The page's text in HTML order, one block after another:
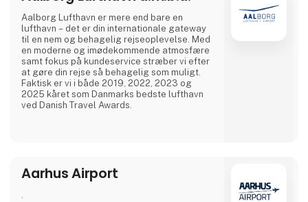
Aalborg Lufthavn er mere end bare en
lufthavn – det er din internationale gateway
til en nem og behagelig rejseoplevelse. Med
en moderne og imødekommende atmosfære
samt fokus på kundeservice stræber vi efter
at gøre din rejse så behagelig som muligt.
Faktisk er vi i både 2019, 2022, 2023 og
2025 kåret som Danmarks bedste lufthavn
ved Danish Travel Awards.
Kom forbi vores stand til Ferie for Alle 2026,
hvor vi i år står sammen med vores
Aarhus Airport